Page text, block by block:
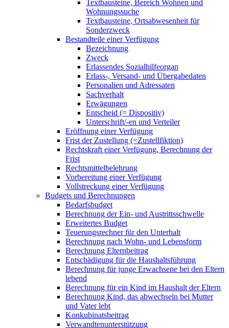
Textbausteine, Bereich Wohnen und
Wohnungssuche
Textbausteine, Ortsabwesenheit für
Sonderzweck
Bestandteile einer Verfügung
Bezeichnung
Zweck
Erlassendes Sozialhilfeorgan
Erlass-, Versand- und Übergabedaten
Personalien und Adressaten
Sachverhalt
Erwägungen
Entscheid (= Dispositiv)
Unterschrift/-en und Verteiler
Eröffnung einer Verfügung
Frist der Zustellung (=Zustellfiktion)
Rechtskraft einer Verfügung, Berechnung der
Frist
Rechtsmittelbelehrung
Vorbereitung einer Verfügung
Vollstreckung einer Verfügung
Budgets und Berechnungen
Bedarfsbudget
Berechnung der Ein- und Austrittsschwelle
Erweitertes Budget
Teuerungsrechner für den Unterhalt
Berechnung nach Wohn- und Lebensform
Berechnung Elternbeitrag
Entschädigung für die Haushaltsführung
Berechnung für junge Erwachsene bei den Eltern
lebend
Berechnung für ein Kind im Haushalt der Eltern
Berechnung Kind, das abwechseln bei Mutter
und Vater lebt
Konkubinatsbeitrag
Verwandtenunterstützung